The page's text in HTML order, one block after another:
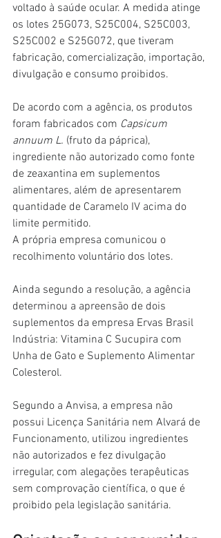
voltado à saúde ocular. A medida atinge
os lotes 25G073, S25C004, S25C003,
S25C002 e S25G072, que tiveram
fabricação, comercialização, importação,
divulgação e consumo proibidos.
De acordo com a agência, os produtos
foram fabricados com Capsicum
annuum L. (fruto da páprica),
ingrediente não autorizado como fonte
de zeaxantina em suplementos
alimentares, além de apresentarem
quantidade de Caramelo IV acima do
limite permitido.
A própria empresa comunicou o
recolhimento voluntário dos lotes.
Ainda segundo a resolução, a agência
determinou a apreensão de dois
suplementos da empresa Ervas Brasil
Indústria: Vitamina C Sucupira com
Unha de Gato e Suplemento Alimentar
Colesterol.
Segundo a Anvisa, a empresa não
possui Licença Sanitária nem Alvará de
Funcionamento, utilizou ingredientes
não autorizados e fez divulgação
irregular, com alegações terapêuticas
sem comprovação científica, o que é
proibido pela legislação sanitária.